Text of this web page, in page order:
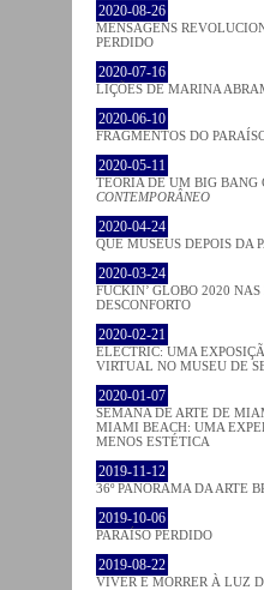
2020-08-26
MENSAGENS
PERDIDO
2020-07-16
LIÇÕES DE MARINA
2020-06-10
FRAGMENTOS DO
2020-05-11
TEORIA DE UM BIG BANG
CONTEMPORÂNEO
2020-04-24
QUE MUSEUS DEPOIS DA
2020-03-24
FUCKIN’ GLOBO 2020 NAS
DESCONFORTO
2020-02-21
ELECTRIC: UMA
VIRTUAL NO MUSEU DE
2020-01-07
SEMANA DE ARTE DE
MIAMI BEACH: UMA
MENOS ESTÉTICA
2019-11-12
36º PANORAMA DA ARTE
2019-10-06
PARAÍSO PERDIDO
2019-08-22
VIVER E MORRER À LUZ